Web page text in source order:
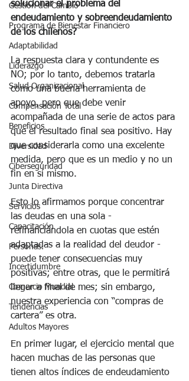
Gestión del Cambio
Programa de Bienestar Financiero
Adaptabilidad
Liderazgo
Salud Organizacional
Compensación Total
Beneficios
Diversidad
Ciberseguridad
Junta Directiva
Servicios
Capacitación
Personas.
Incertidumbre
Comercio Mundial
Tendencias
Adultos Mayores
solucionar el problema del
endeudamiento y sobreendeudamiento
de los chilenos?
La respuesta clara y contundente es
NO; por lo tanto, debemos tratarla
como una buena herramienta de
apoyo, pero que debe venir
acompañada de una serie de actos para
que el resultado final sea positivo. Hay
que considerarla como una excelente
medida, pero que es un medio y no un
fin en sí mismo.
Esto lo afirmamos porque concentrar
las deudas en una sola -
refinanciándola en cuotas que estén
adaptadas a la realidad del deudor -
puede tener consecuencias muy
positivas; entre otras, que le permitirá
llegar a final de mes; sin embargo,
nuestra experiencia con “compras de
cartera” es otra.
En primer lugar, el ejercicio mental que
hacen muchas de las personas que
tienen altos índices de endeudamiento